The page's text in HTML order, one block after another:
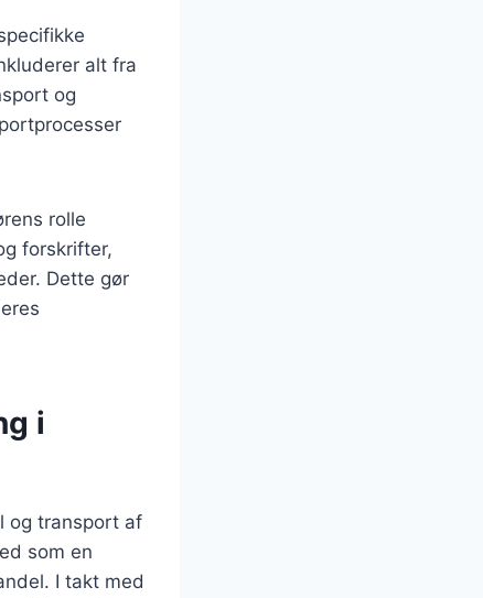
alt fra
og
rolle
forskrifter,
Dette gør
i
og transport af
som en
I takt med